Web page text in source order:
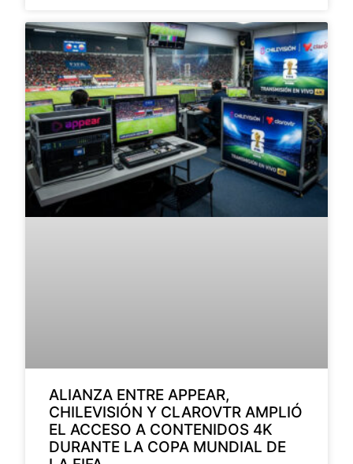
ALIANZA ENTRE APPEAR,
CHILEVISIÓN Y CLAROVTR AMPLIÓ
EL ACCESO A CONTENIDOS 4K
DURANTE LA COPA MUNDIAL DE